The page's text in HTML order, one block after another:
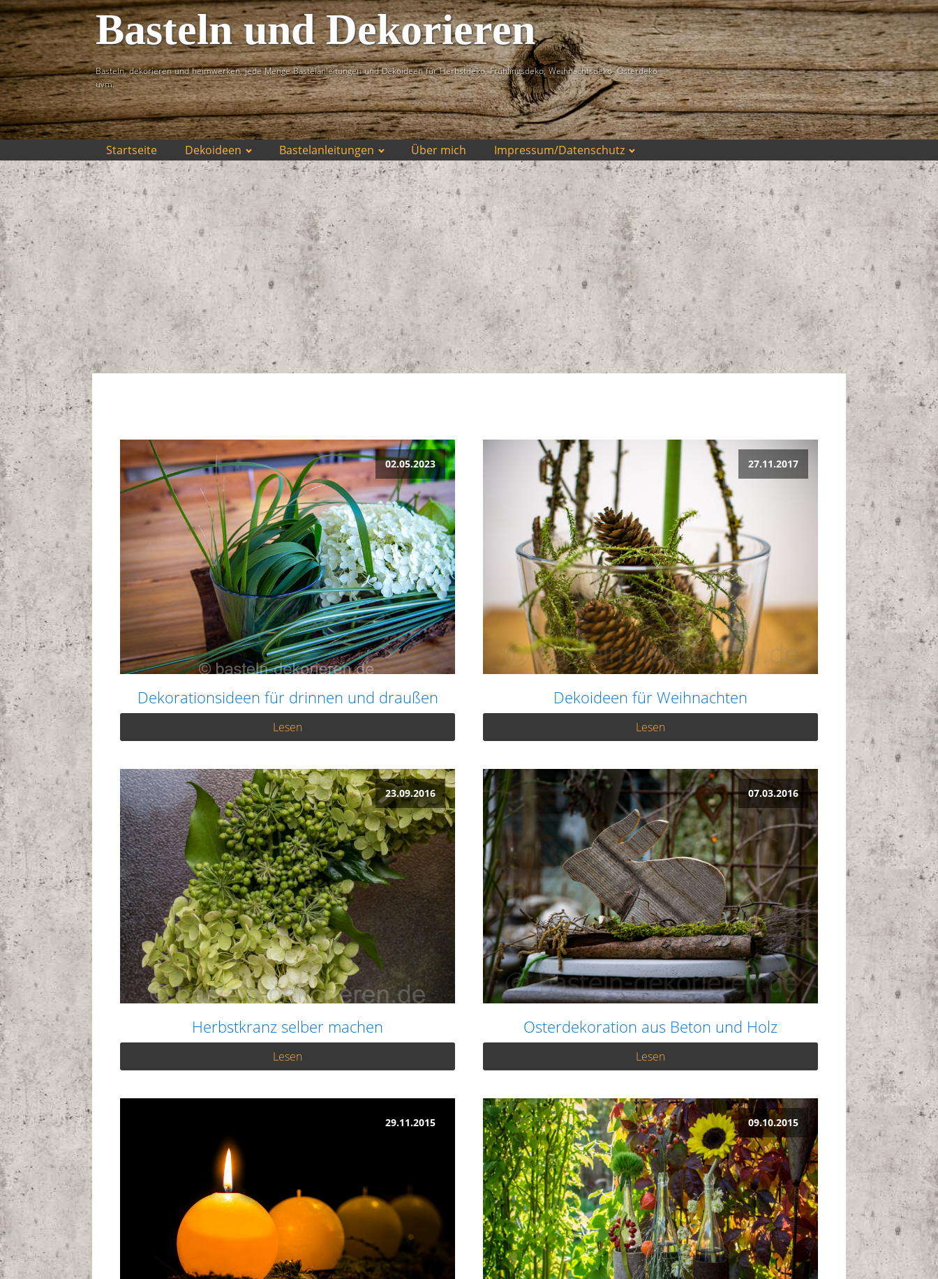
Basteln und Dekorieren
Basteln, dekorieren und heimwerken, jede Menge Bastelanleitungen und Dekoideen für Herbstdeko, Frühlingsdeko, Weihnachtsdeko, Osterdeko
uvm.
Startseite Dekoideen Bastelanleitungen Über mich Impressum/Datenschutz
02.05.2023
Dekorationsideen für drinnen und draußen
Lesen
27.11.2017
Dekoideen für Weihnachten
Lesen
23.09.2016
Herbstkranz selber machen
Lesen
07.03.2016
Osterdekoration aus Beton und Holz
Lesen
29.11.2015 09.10.2015